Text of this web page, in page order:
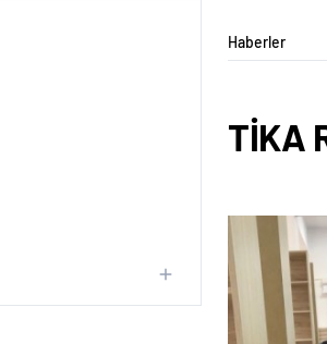
Haberler
TİKA